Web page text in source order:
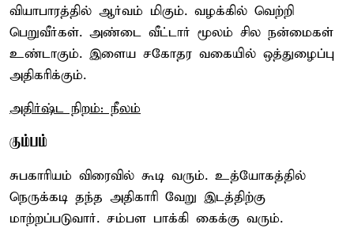
வியாபாரத்தில் ஆர்வம் மிகும். வழக்கில் வெற்றி
பெறுவீர்கள். அண்டை வீட்டார் மூலம் சில நன்மைகள்
உண்டாகும். இளைய சகோதர வகையில் ஒத்துழைப்பு
அதிகரிக்கும்.
அதிர்ஷ்ட நிறம்: நீலம்
கும்பம்
சுபகாரியம் விரைவில் கூடி வரும். உத்யோகத்தில்
நெருக்கடி தந்த அதிகாரி வேறு இடத்திற்கு
மாற்றப்படுவார். சம்பள பாக்கி கைக்கு வரும்.